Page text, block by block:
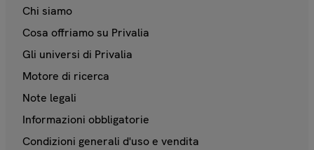
Chi siamo
Cosa offriamo su Privalia
Gli universi di Privalia
Motore di ricerca
Note legali
Informazioni obbligatorie
Condizioni generali d'uso e vendita